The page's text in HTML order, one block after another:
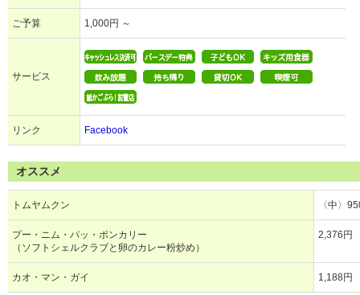
ご予算 1,000円 ～
サービス
リンク Facebook
オススメ
トムヤムクン 〈中〉
プー・ニム・パッ・ポンカリー
（ソフトシェルクラブと卵のカレー粉炒め）
2,376円
カオ・マン・ガイ 1,188円